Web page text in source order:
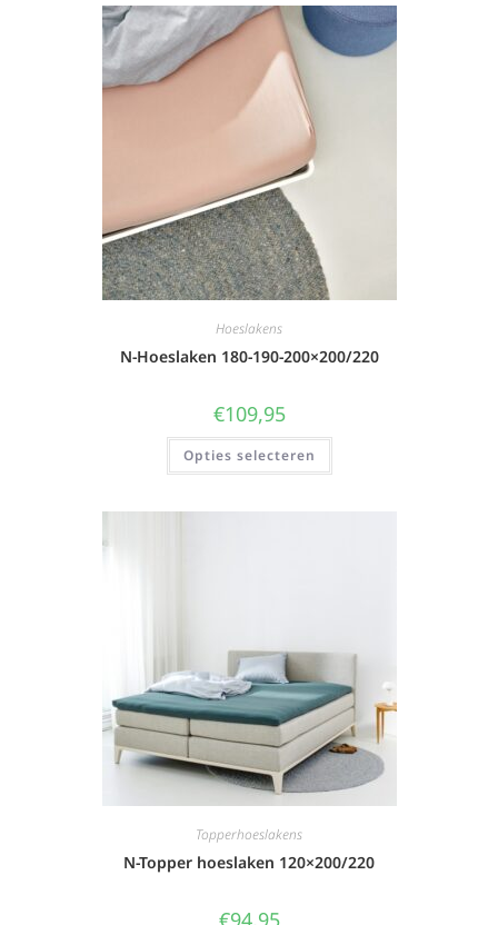
Hoeslakens
N-Hoeslaken 180-190-200×200/220
€109,95
Opties selecteren
Topperhoeslakens
N-Topper hoeslaken 120×200/220
€94,95